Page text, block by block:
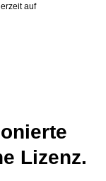
auf
Lizenz.